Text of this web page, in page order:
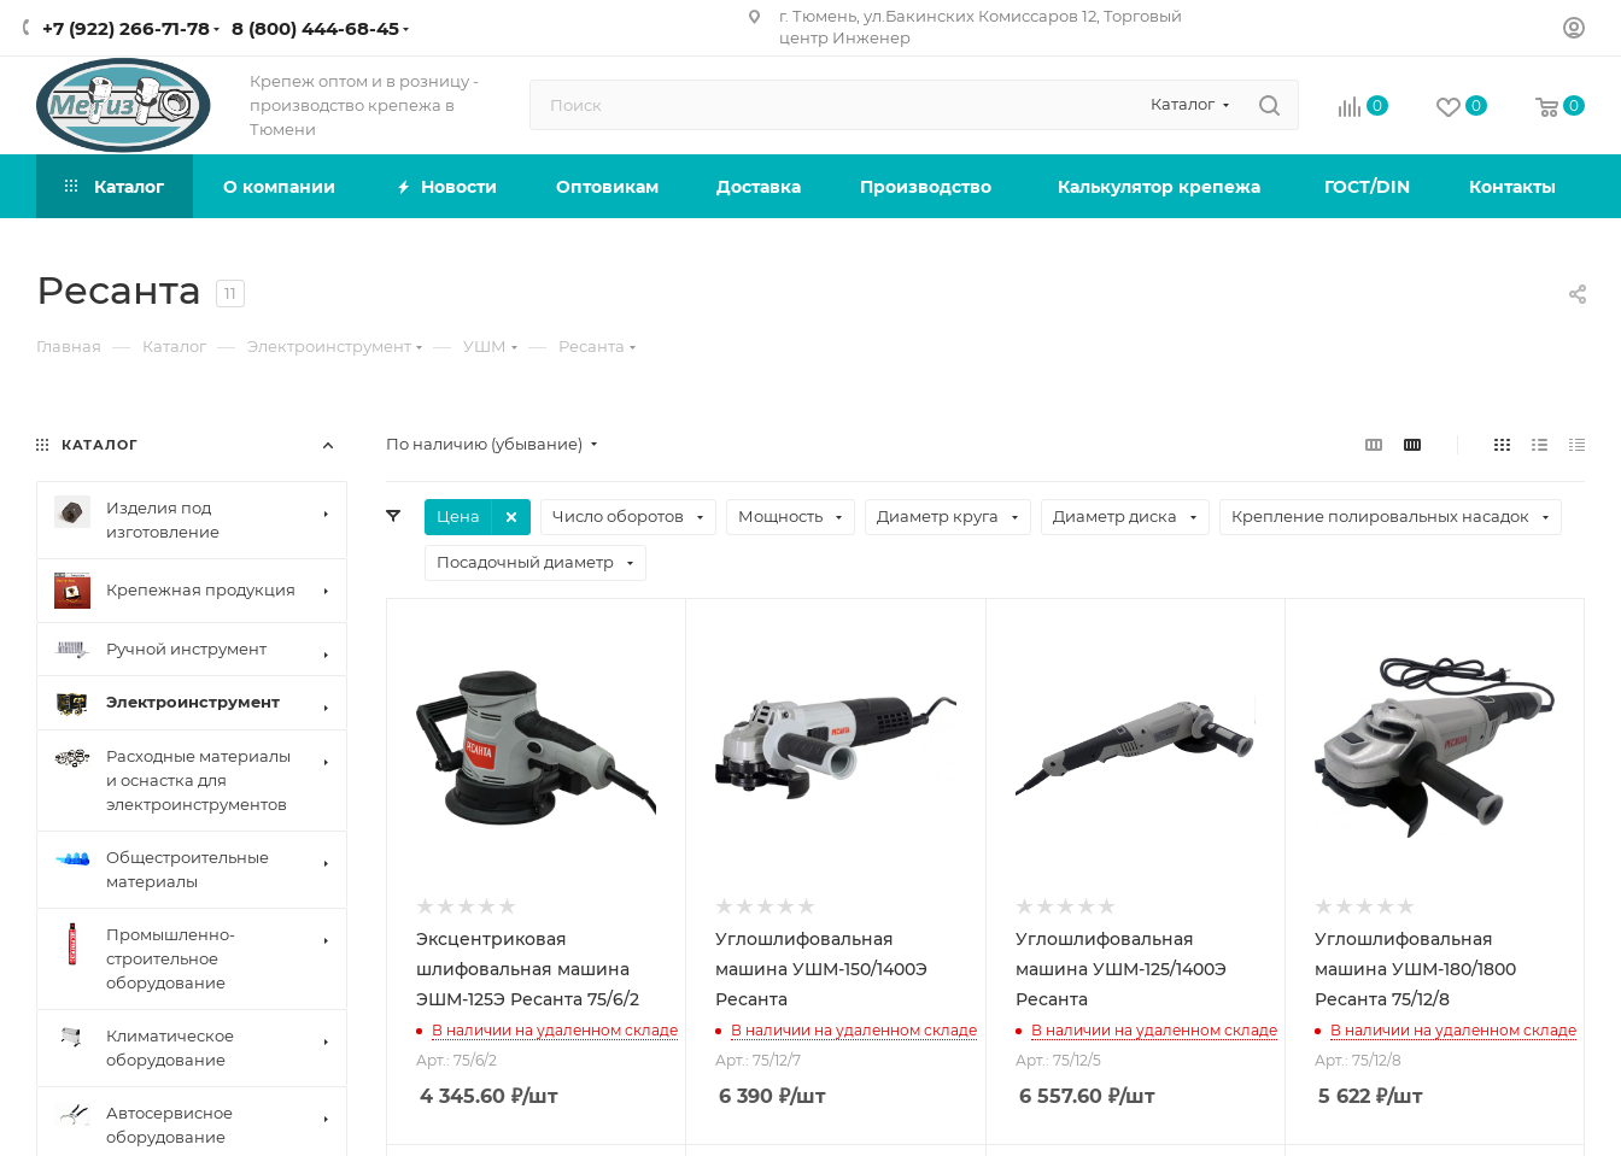
+7 (922) 266-71-78 8 (800) 444-68-45
г. Тюмень, ул.Бакинских Комиссаров 12, Торговый
центр Инженер
Крепеж оптом и в розницу -
производство крепежа в
Тюмени
Каталог 0 0 0
Каталог О компании Новости Оптовикам Доставка Производство Калькулятор крепежа ГОСТ/DIN Контакты
Ресанта 11
Главная — Каталог — Электроинструмент — УШМ — Ресанта
По наличию (убывание)
Цена Число оборотов Мощность Диаметр круга Диаметр диска Крепление полировальных насадок
Посадочный диаметр
Эксцентриковая
шлифовальная машина
ЭШМ-125Э Ресанта 75/6/2
В наличии на удаленном складе
Арт.: 75/6/2
4 345.60 ₽/шт
Углошлифовальная
машина УШМ-150/1400Э
Ресанта
В наличии на удаленном складе
Арт.: 75/12/7
6 390 ₽/шт
Углошлифовальная
машина УШМ-125/1400Э
Ресанта
В наличии на удаленном складе
Арт.: 75/12/5
6 557.60₽/шт
Углошлифовальная
машина УШМ-180/1800
Ресанта 75/12/8
В наличии на удаленном складе
Арт.: 75/12/8
5 622₽/шт
КАТАЛОГ
Изделия под
изготовление
Крепежная продукция
Ручной инструмент
Электроинструмент
Расходные материалы
и оснастка для
электроинструментов
Общестроительные
материалы
Промышленно-
строительное
оборудование
Климатическое
оборудование
Автосервисное
оборудование